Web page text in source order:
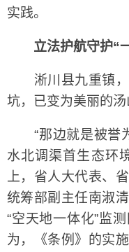
实践。
立法护航守护“
淅川县九重镇，
坑，已变为美丽的汤
“那边就是被誉为
水北调渠首生态环
上，省人大代表、
统筹部副主任南淑
“空天地一体化”监
为，《条例》的实